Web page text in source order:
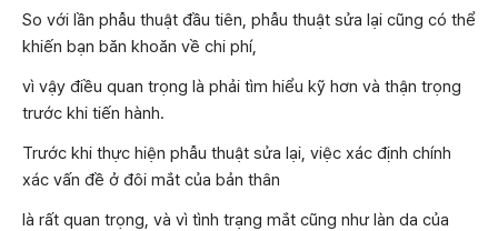
So với lần phẫu thuật đầu tiên, phẫu thuật sửa lại cũng có thể
khiến bạn băn khoăn về chi phí,
vì vậy điều quan trọng là phải tìm hiểu kỹ hơn và thận trọng
trước khi tiến hành.
Trước khi thực hiện phẫu thuật sửa lại, việc xác định chính
xác vấn đề ở đôi mắt của bản thân
là rất quan trọng, và vì tình trạng mắt cũng như làn da của